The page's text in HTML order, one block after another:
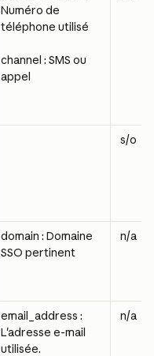
Numéro de
téléphone utilisé
channel : SMS ou
appel
s/o
domain : Domaine
SSO pertinent
n/a
email_address :
L'adresse e-mail
utilisée.
n/a